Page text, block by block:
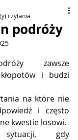
podróży
czytania
5 gwiazdek.
zawsze
i budzi
na które nie
i często
kwestie losowi.
gdy